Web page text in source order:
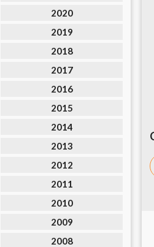
2020
2019
2018
2017
2016
2015
2014
2013
2012
2011
2010
2009
2008